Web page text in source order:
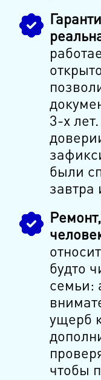
3-х
были
завтра
будто
семьи:
ущерб
чтобы